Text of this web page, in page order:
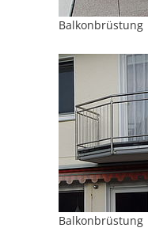
Balkonbrüstung
Balkonbrüstung